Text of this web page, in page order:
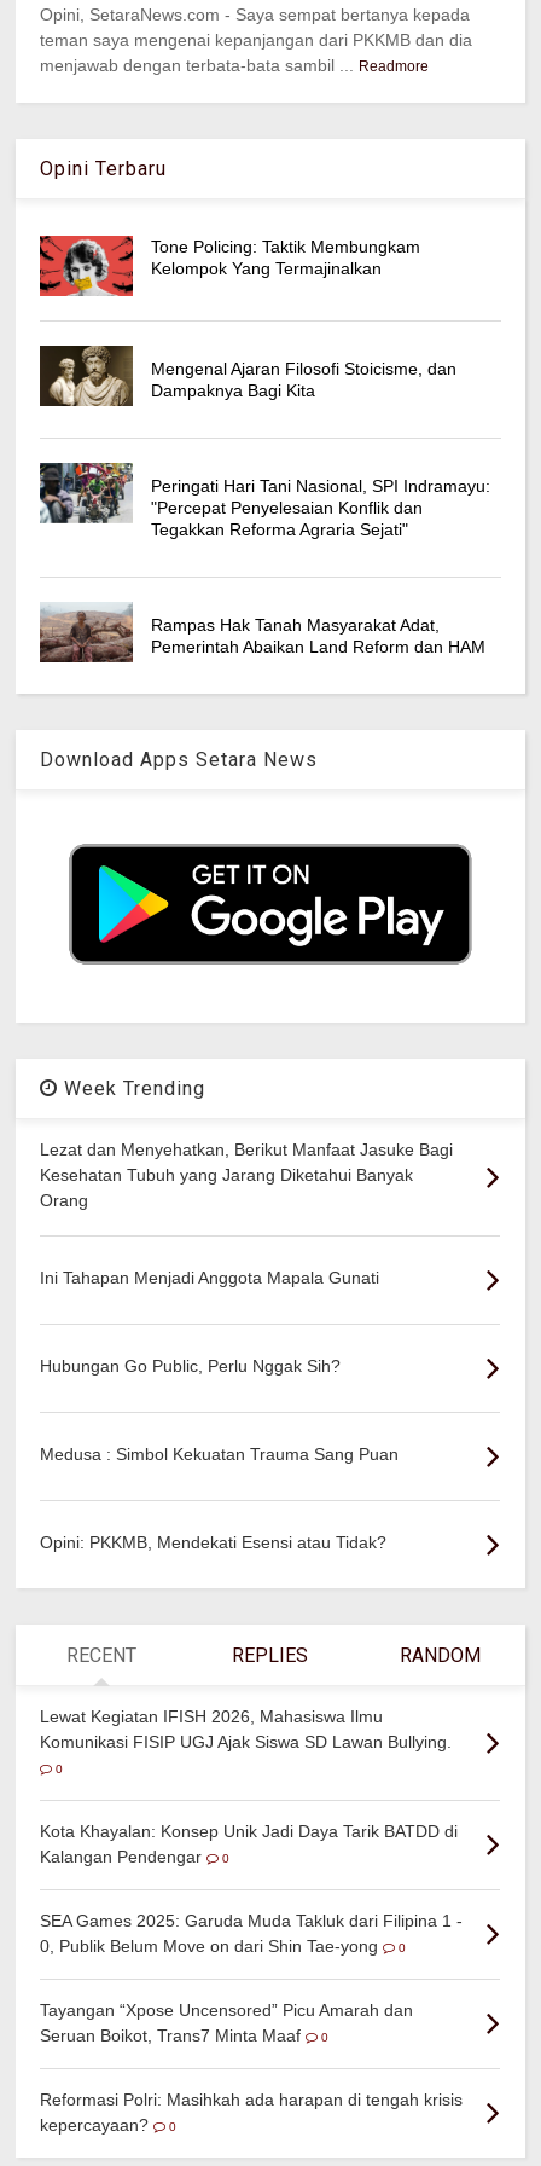
Opini, SetaraNews.com - Saya sempat bertanya kepada
teman saya mengenai kepanjangan dari PKKMB dan dia
menjawab dengan terbata-bata sambil ...
Readmore
Opini Terbaru
Tone Policing: Taktik Membungkam
Kelompok Yang Termajinalkan
Mengenal Ajaran Filosofi Stoicisme, dan
Dampaknya Bagi Kita
Peringati Hari Tani Nasional, SPI Indramayu:
"Percepat Penyelesaian Konflik dan
Tegakkan Reforma Agraria Sejati"
Rampas Hak Tanah Masyarakat Adat,
Pemerintah Abaikan Land Reform dan HAM
Download Apps Setara News
Week Trending
Lezat dan Menyehatkan, Berikut Manfaat Jasuke Bagi
Kesehatan Tubuh yang Jarang Diketahui Banyak
Orang
Ini Tahapan Menjadi Anggota Mapala Gunati
Hubungan Go Public, Perlu Nggak Sih?
Medusa : Simbol Kekuatan Trauma Sang Puan
Opini: PKKMB, Mendekati Esensi atau Tidak?
RECENT REPLIES RANDOM
Lewat Kegiatan IFISH 2026, Mahasiswa Ilmu
Komunikasi FISIP UGJ Ajak Siswa SD Lawan Bullying.
0
Kota Khayalan: Konsep Unik Jadi Daya Tarik BATDD di
Kalangan Pendengar
0
SEA Games 2025: Garuda Muda Takluk dari Filipina 1 -
0, Publik Belum Move on dari Shin Tae-yong
0
Tayangan “Xpose Uncensored” Picu Amarah dan
Seruan Boikot, Trans7 Minta Maaf
0
Reformasi Polri: Masihkah ada harapan di tengah krisis
kepercayaan?
0